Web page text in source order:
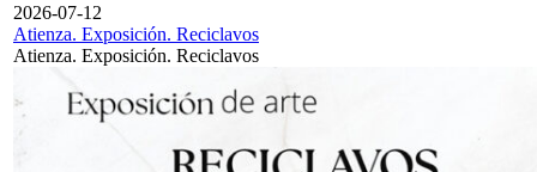
2026-07-12
Atienza. Exposición. Reciclavos
Atienza. Exposición. Reciclavos